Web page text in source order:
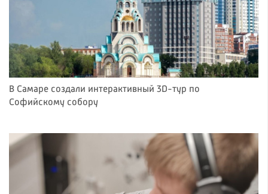
В Самаре создали интерактивный 3D-тур по
Софийскому собору